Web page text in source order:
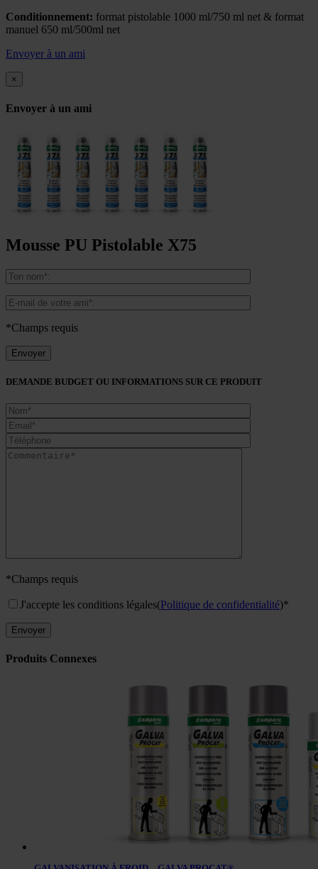
Conditionnement: format pistolable 1000 ml/750 ml net & format
manuel 650 ml/500ml net
Envoyer à un ami
×
Envoyer à un ami
Mousse PU Pistolable X75
*Champs requis
DEMANDE BUDGET OU INFORMATIONS SUR CE PRODUIT
*Champs requis
J'accepte les conditions légales(Politique de confidentialité)*
Produits Connexes